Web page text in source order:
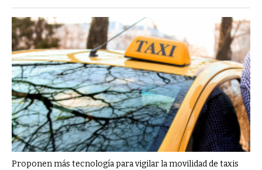
Proponen más tecnología para vigilar la movilidad de taxis